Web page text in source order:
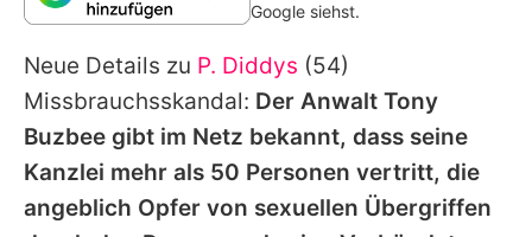
Redaktionelle Richtlinien
Impressum
Datenschutzerklärung
Nutzungsbedingungen
Utiq verwalten
Google siehst.
Neue Details zu P. Diddys (54)
Missbrauchsskandal: Der Anwalt Tony
Buzbee gibt im Netz bekannt, dass seine
Kanzlei mehr als 50 Personen vertritt, die
angeblich Opfer von sexuellen Übergriffen